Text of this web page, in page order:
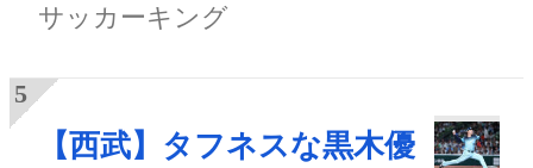
サッカーキング
【西武】タフネスな黒木優